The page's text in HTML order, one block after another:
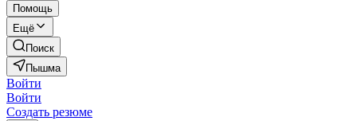
Помощь
Ещё
Поиск
Пышма
Войти
Войти
Создать резюме